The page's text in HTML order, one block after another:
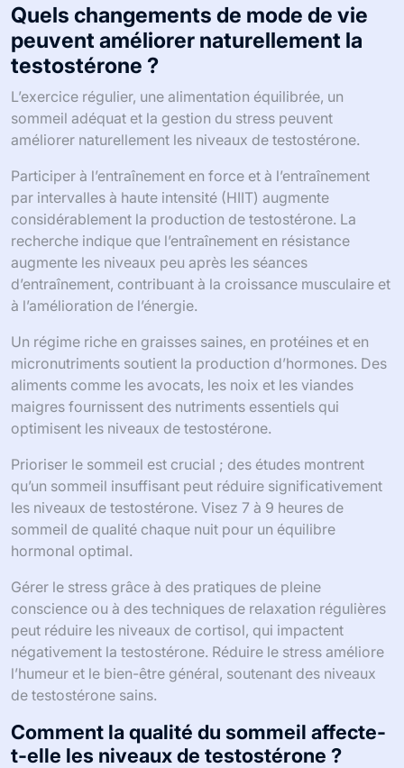
Quels changements de mode de vie
peuvent améliorer naturellement la
testostérone ?
L’exercice régulier, une alimentation équilibrée, un
sommeil adéquat et la gestion du stress peuvent
améliorer naturellement les niveaux de testostérone.
Participer à l’entraînement en force et à l’entraînement
par intervalles à haute intensité (HIIT) augmente
considérablement la production de testostérone. La
recherche indique que l’entraînement en résistance
augmente les niveaux peu après les séances
d’entraînement, contribuant à la croissance musculaire et
à l’amélioration de l’énergie.
Un régime riche en graisses saines, en protéines et en
micronutriments soutient la production d’hormones. Des
aliments comme les avocats, les noix et les viandes
maigres fournissent des nutriments essentiels qui
optimisent les niveaux de testostérone.
Prioriser le sommeil est crucial ; des études montrent
qu’un sommeil insuffisant peut réduire significativement
les niveaux de testostérone. Visez 7 à 9 heures de
sommeil de qualité chaque nuit pour un équilibre
hormonal optimal.
Gérer le stress grâce à des pratiques de pleine
conscience ou à des techniques de relaxation régulières
peut réduire les niveaux de cortisol, qui impactent
négativement la testostérone. Réduire le stress améliore
l’humeur et le bien-être général, soutenant des niveaux
de testostérone sains.
Comment la qualité du sommeil affecte-
t-elle les niveaux de testostérone ?